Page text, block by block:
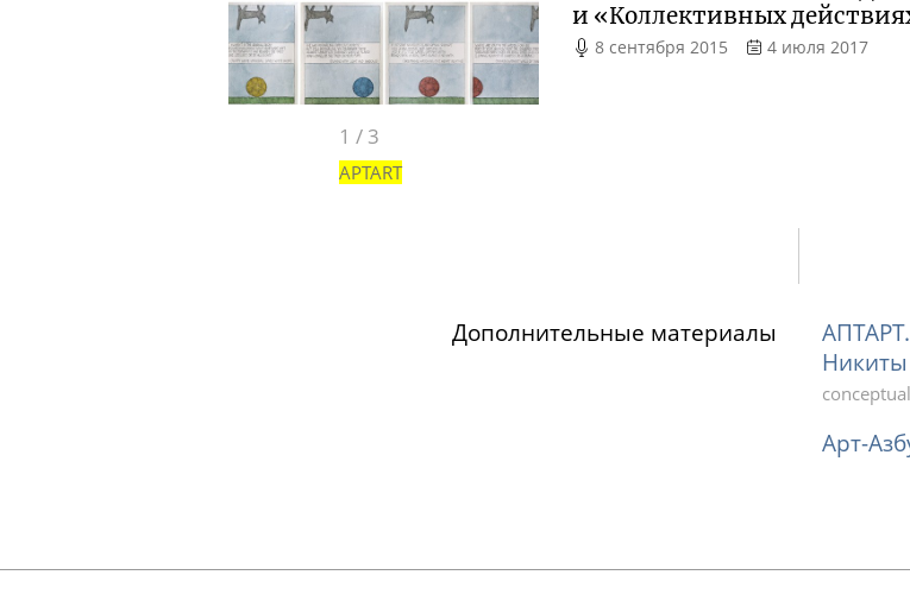
и «Коллективных
8 сентября 2015 4 июля 2017
1 / 3
APTART
Дополнительные материалы
Никиты
Арт-